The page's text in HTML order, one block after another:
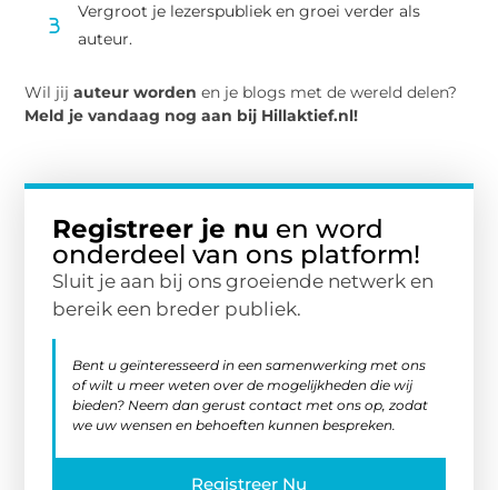
Vergroot je lezerspubliek en groei verder als
auteur.
Wil jijauteur worden en je blogs met de wereld delen?
Meld je vandaag nog aan bij Hillaktief.nl!
Registreer je nu en word
onderdeel van ons platform!
Sluit je aan bij ons groeiende netwerk en
bereik een breder publiek.
Bent u geïnteresseerd in een samenwerking met ons
of wilt u meer weten over de mogelijkheden die wij
bieden? Neem dan gerust contact met ons op, zodat
we uw wensen en behoeften kunnen bespreken.
Registreer Nu